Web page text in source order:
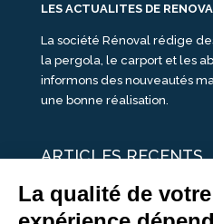
LES ACTUALITES DE
La société Rénoval rédige
la pergola, le carport et les
informons des nouveautés
une bonne réalisation.
ARTICLES RECENTS
25 idées de vérandas
Un été pour une véranda